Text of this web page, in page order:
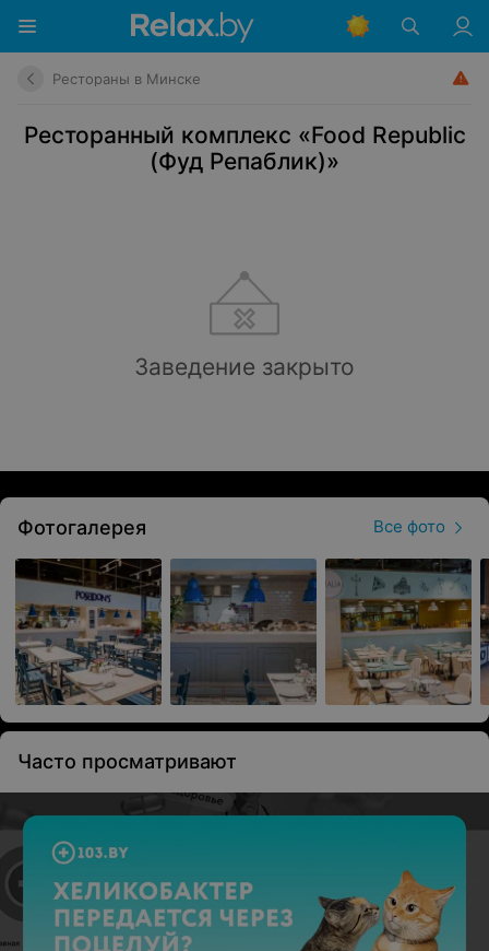
Рестораны в Минске
Ресторанный комплекс «Food Republic
(Фуд Репаблик)»
Заведение закрыто
Фотогалерея Все фото
Часто просматривают